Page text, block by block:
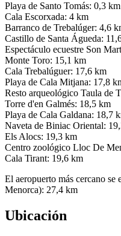
Playa de Santo Tomás: 0,3 km
Cala Escorxada: 4 km
Barranco de Trebalúger: 4,6
Castillo de Santa Águeda:
Espectáculo ecuestre Son
Monte Toro: 15,1 km
Cala Trebalúguer: 17,6 km
Playa de Cala Mitjana: 17,8
Resto arqueológico Taula de
Torre d'en Galmés: 18,5 km
Playa de Cala Galdana: 18,7
Naveta de Biniac Oriental:
Els Alocs: 19,3 km
Centro zoológico Lloc De
Cala Tirant: 19,6 km
El aeropuerto más cercano
Menorca): 27,4 km
Ubicación